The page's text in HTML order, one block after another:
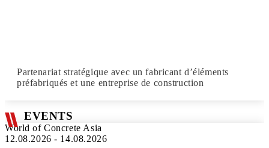
Partenariat stratégique avec un fabricant d’éléments
préfabriqués et une entreprise de construction
EVENTS
World of Concrete Asia
12.08.2026 - 14.08.2026